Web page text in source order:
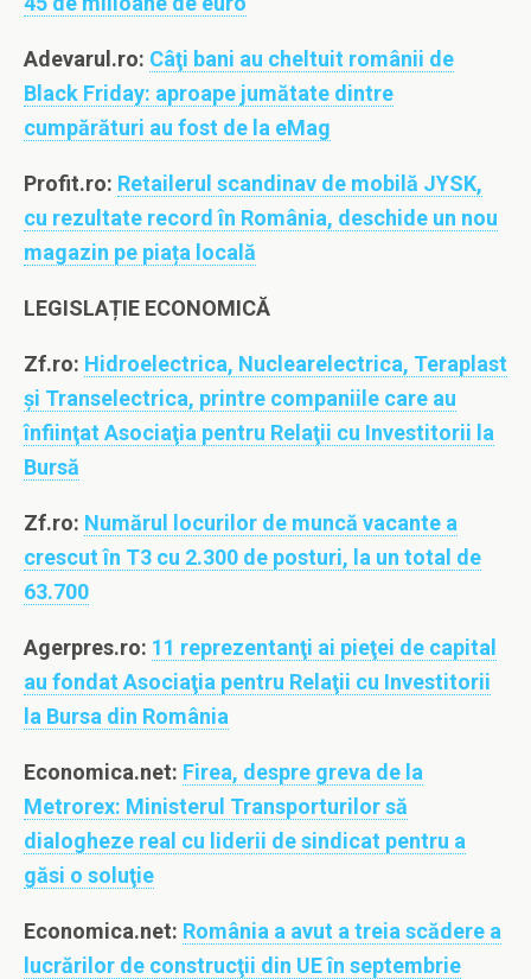
Adevarul.ro: Câţi bani au cheltuit românii de
Black Friday: aproape jumătate dintre
cumpărături au fost de la eMag
Profit.ro: Retailerul scandinav de mobilă JYSK,
cu rezultate record în România, deschide un nou
magazin pe piața locală
LEGISLAȚIE ECONOMICĂ
Zf.ro: Hidroelectrica, Nuclearelectrica, Teraplast
şi Transelectrica, printre companiile care au
înfiinţat Asociaţia pentru Relaţii cu Investitorii la
Bursă
Zf.ro: Numărul locurilor de muncă vacante a
crescut în T3 cu 2.300 de posturi, la un total de
63.700
Agerpres.ro: 11 reprezentanţi ai pieţei de capital
au fondat Asociaţia pentru Relaţii cu Investitorii
la Bursa din România
Economica.net: Firea, despre greva de la
Metrorex: Ministerul Transporturilor să
dialogheze real cu liderii de sindicat pentru a
găsi o soluţie
Economica.net: România a avut a treia scădere a
lucrărilor de construcţii din UE în septembrie